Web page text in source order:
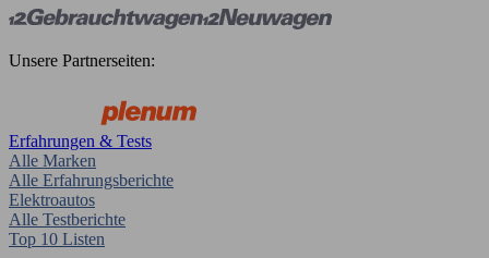
Unsere Partnerseiten:
Erfahrungen & Tests
Alle Marken
Alle Erfahrungsberichte
Elektroautos
Alle Testberichte
Top 10 Listen